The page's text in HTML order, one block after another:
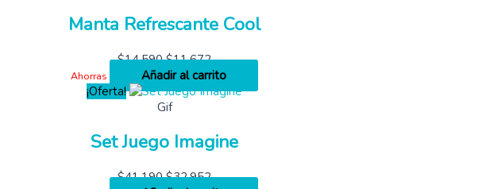
Manta Refrescante Cool
$14,590 $11,672
Ahorras
Añadir al carrito
¡Oferta!
Gif
Set Juego Imagine
$41,190 $32,952